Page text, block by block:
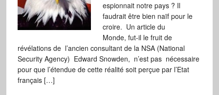
espionnait notre pays ? Il
faudrait être bien naïf pour le
croire. Un article du
Monde, fut-il le fruit de
révélations de l’ancien consultant de la NSA (National
Security Agency) Edward Snowden, n’est pas nécessaire
pour que l’étendue de cette réalité soit perçue par l’Etat
français […]